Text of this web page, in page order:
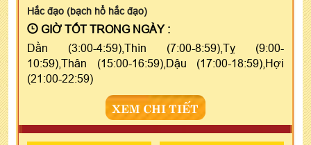
Hắc đạo (bạch hổ hắc đạo)
GIỜ TỐT TRONG NGÀY :
Dần (3:00-4:59),Thìn (7:00-8:59),Tỵ (9:00-
10:59),Thân (15:00-16:59),Dậu (17:00-18:59),Hợi
(21:00-22:59)
XEM CHI TIẾT